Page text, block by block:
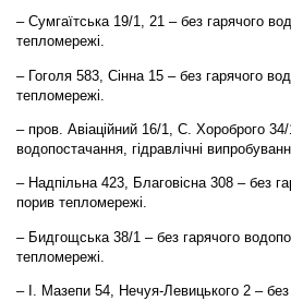
– Сумгаїтська 19/1, 21 – без гарячого
тепломережі.
– Гоголя 583, Сінна 15 – без гарячого
тепломережі.
– пров. Авіаційний 16/1, С. Хороброго
водопостачання, гідравлічні
– Надпільна 423, Благовісна 308 – без
порив тепломережі.
– Бидгощська 38/1 – без гарячого
тепломережі.
– І. Мазепи 54, Нечуя-Левицького 2 –